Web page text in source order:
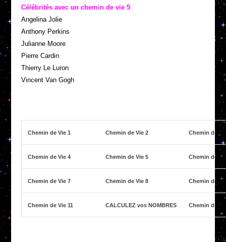
Célébrités avec un chemin de vie 5
Angelina Jolie
Anthony Perkins
Julianne Moore
Pierre Cardin
Thierry Le Luron
Vincent Van Gogh
Chemin de Vie 1 Chemin de Vie 2 Chemin de
Chemin de Vie 4 Chemin de Vie 5 Chemin de
Chemin de Vie 7 Chemin de Vie 8 Chemin de
Chemin de Vie 11 CALCULEZ vos NOMBRES Chemin de